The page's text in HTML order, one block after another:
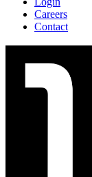
Careers
Contact